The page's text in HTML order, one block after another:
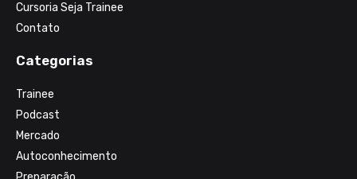
Cursoria Seja Trainee
Contato
Categorias
Trainee
Podcast
Mercado
Autoconhecimento